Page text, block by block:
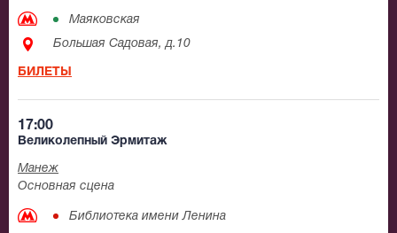
Маяковская
Большая Садовая, д.10
БИЛЕТЫ
17:00
Великолепный Эрмитаж
Манеж
Основная сцена
Библиотека имени Ленина